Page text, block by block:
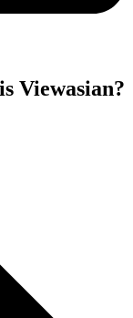
Viewasian?